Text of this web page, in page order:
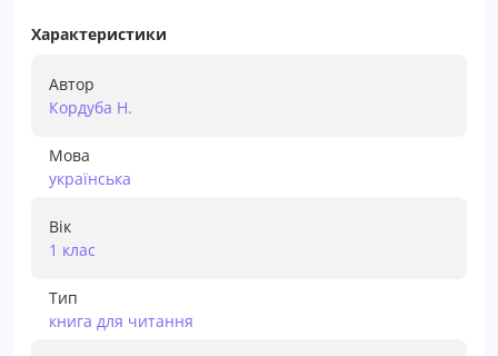
Характеристики
Автор
Кордуба Н.
Мова
українська
Вік
1 клас
Тип
книга для читання